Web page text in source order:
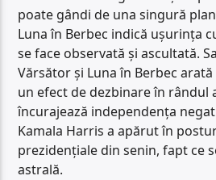
poate gândi de una singură
Luna în Berbec indică ușurința
se face observată și ascultată.
Vărsător și Luna în Berbec
un efect de dezbinare în rândul
încurajează independența
Kamala Harris a apărut în
prezidențiale din senin, fapt ce
astrală.